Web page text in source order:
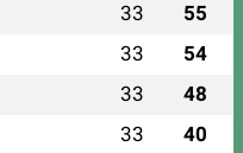
33 55
33 54
33 48
33 40